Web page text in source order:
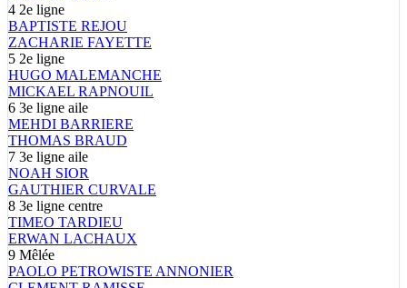
4 2e ligne
BAPTISTE REJOU
ZACHARIE FAYETTE
5 2e ligne
HUGO MALEMANCHE
MICKAEL RAPNOUIL
6 3e ligne aile
MEHDI BARRIERE
THOMAS BRAUD
7 3e ligne aile
NOAH SIOR
GAUTHIER CURVALE
8 3e ligne centre
TIMEO TARDIEU
ERWAN LACHAUX
9 Mêlée
PAOLO PETROWISTE ANNONIER